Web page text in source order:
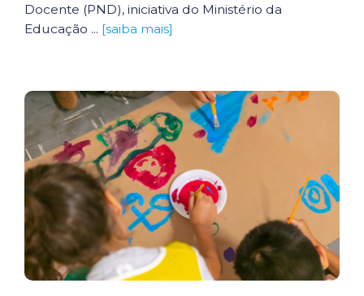
Docente (PND), iniciativa do Ministério da
Educação ... [saiba mais]